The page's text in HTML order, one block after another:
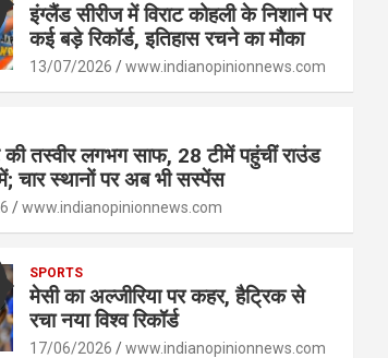
इंग्लैंड सीरीज में विराट कोहली के निशाने पर
कई बड़े रिकॉर्ड, इतिहास रचने का मौका
13/07/2026 www.indianopinionnews.com
तस्वीर लगभग साफ, 28 टीमें पहुंचीं राउंड
स्थानों पर अब भी सस्पेंस
www.indianopinionnews.com
SPORTS
मेसी का अल्जीरिया पर कहर, हैट्रिक से
रचा नया विश्व रिकॉर्ड
17/06/2026 www.indianopinionnews.com